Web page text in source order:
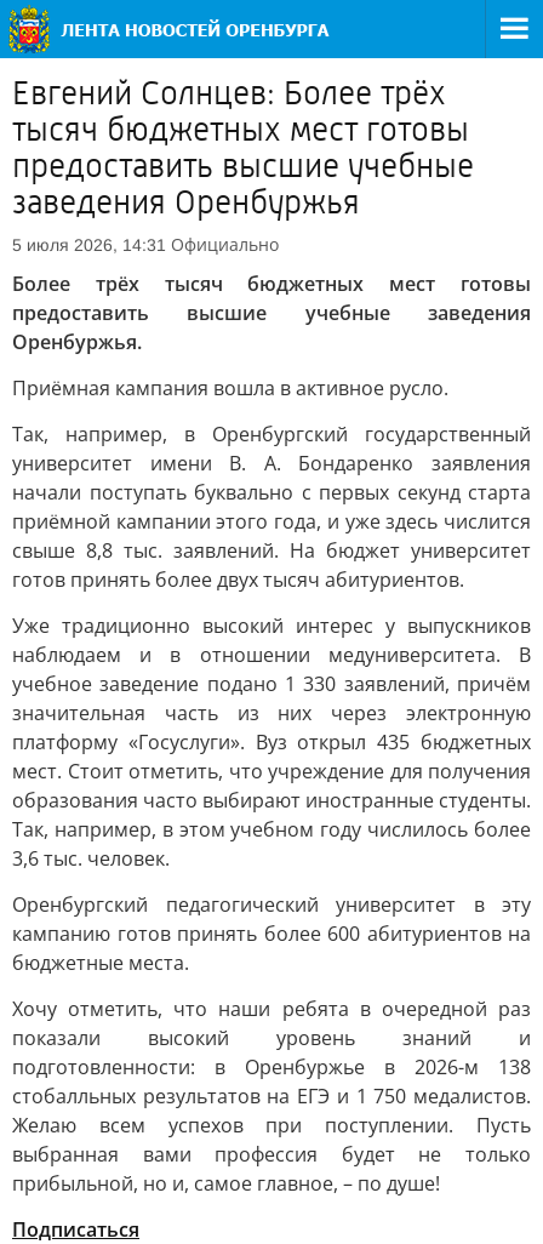
Евгений Солнцев: Более трёх
тысяч бюджетных мест готовы
предоставить высшие учебные
заведения Оренбуржья
5 июля 2026, 14:31 Официально
Более трёх тысяч бюджетных мест готовы
предоставить высшие учебные заведения
Оренбуржья.
Приёмная кампания вошла в активное русло.
Так, например, в Оренбургский государственный
университет имени В. А. Бондаренко заявления
начали поступать буквально с первых секунд старта
приёмной кампании этого года, и уже здесь числится
свыше 8,8 тыс. заявлений. На бюджет университет
готов принять более двух тысяч абитуриентов.
Уже традиционно высокий интерес у выпускников
наблюдаем и в отношении медуниверситета. В
учебное заведение подано 1 330 заявлений, причём
значительная часть из них через электронную
платформу «Госуслуги». Вуз открыл 435 бюджетных
мест. Стоит отметить, что учреждение для получения
образования часто выбирают иностранные студенты.
Так, например, в этом учебном году числилось более
3,6 тыс. человек.
Оренбургский педагогический университет в эту
кампанию готов принять более 600 абитуриентов на
бюджетные места.
Хочу отметить, что наши ребята в очередной раз
показали высокий уровень знаний и
подготовленности: в Оренбуржье в 2026-м 138
стобалльных результатов на ЕГЭ и 1 750 медалистов.
Желаю всем успехов при поступлении. Пусть
выбранная вами профессия будет не только
прибыльной, но и, самое главное, – по душе!
Подписаться